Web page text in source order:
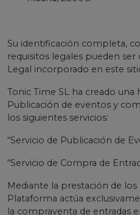
Su identificación completa,
requisitos legales pueden ser
Legal incorporado en este
Tonic Time SL ha creado una
Publicación de eventos y
los siguientes servicios:
“Servicio de Publicación de
“Servicio de Compra de
Mediante la prestación de
Plataforma actúa
la compraventa de entradas